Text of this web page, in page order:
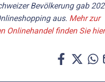
Bevölkerung gab
aus. Mehr zur
Onlinehandel finden Sie hier